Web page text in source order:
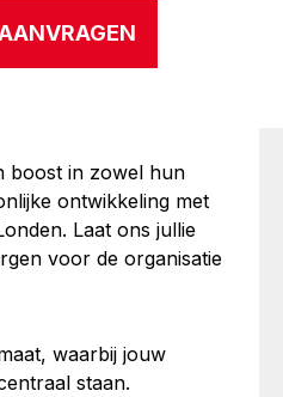
IN LONDEN
boost in zowel hun
ontwikkeling met
Laat ons jullie
voor de organisatie
waarbij jouw
staan.